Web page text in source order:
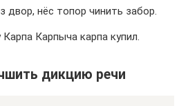
двор, нёс топор чинить забор.
Карпыча карпа купил.
дикцию речи